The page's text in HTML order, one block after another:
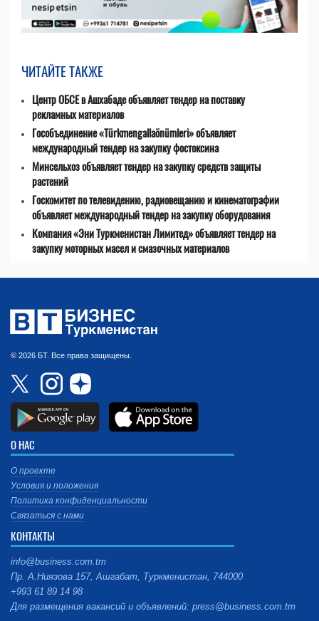
ЧИТАЙТЕ ТАКЖЕ
Центр ОБСЕ в Ашхабаде объявляет тендер на поставку
рекламных материалов
Гособъединение «Türkmengallaönümleri» объявляет
международный тендер на закупку фостоксина
Минсельхоз объявляет тендер на закупку средств защиты
растений
Госкомитет по телевидению, радиовещанию и кинематографии
объявляет международный тендер на закупку оборудования
Компания «Эни Туркменистан Лимитед» объявляет тендер на
закупку моторных масел и смазочных материалов
© 2026 БТ. Все права защищены.
О НАС
О проекте
Условия и положения
Политика конфиденциальности
Связаться с нами
КОНТАКТЫ
info@business.com.tm
Пр. А.Ниязова 157, Ашгабат, Туркменистан, 744000
+993 61 89 14 98
Для размещения вакансий и объявлений: press@business.com.tm